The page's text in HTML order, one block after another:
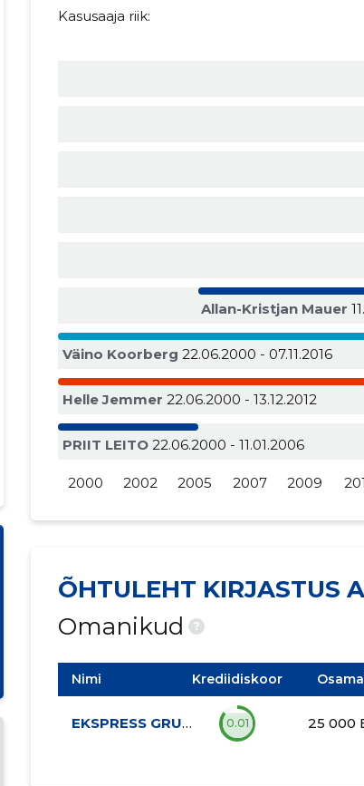
Kasusaaja riik:
Allan-Kristjan Mauer
Väino Koorberg 22.06.2000 - 07.11.2016
Helle Jemmer 22.06.2000 - 13.12.2012
PRIIT LEITO22.06.2000 - 11.01.2006
2000 2002 2005 2007 2009
ÕHTULEHT KIRJASTUS
Omanikud
?
Nimi Krediidiskoor
EKSPRESS GRUPP AS 0.01 25 000